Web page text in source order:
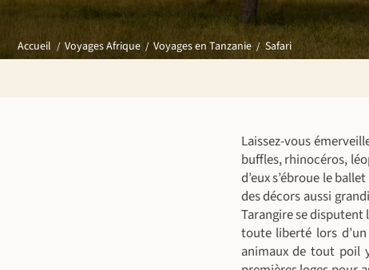
Accueil Voyages Afrique Voyages en Tanzanie Safari
Laissez-vous
buffles, rhinocéros,
d’eux s’ébroue le
des décors aussi
Tarangire se disputent
toute liberté lors
animaux de tout poil